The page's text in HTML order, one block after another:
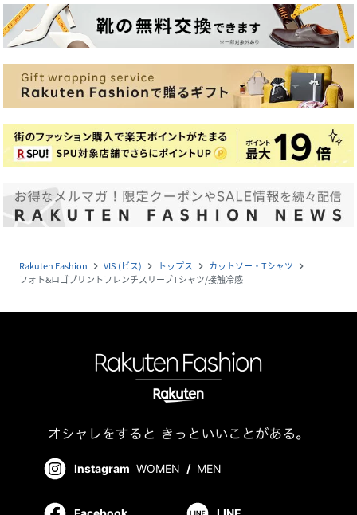
Rakuten Fashion navigate_next VIS (ビス) navigate_next トップス navigate_next カットソー・Tシャツ navigate_next
フォト&ロゴプリントフレンチスリーブTシャツ/接触冷感
Instagram WOMEN / MEN